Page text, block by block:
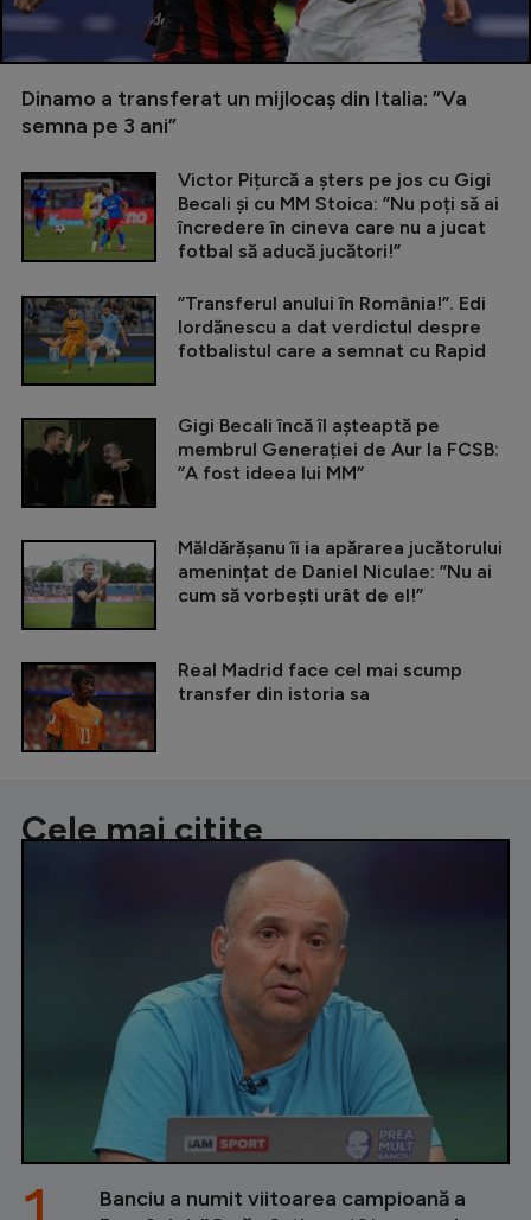
Dinamo a transferat un mijlocaș din Italia: ”Va
semna pe 3 ani”
Victor Pițurcă a șters pe jos cu Gigi
Becali și cu MM Stoica: ”Nu poți să ai
încredere în cineva care nu a jucat
fotbal să aducă jucători!”
”Transferul anului în România!”. Edi
Iordănescu a dat verdictul despre
fotbalistul care a semnat cu Rapid
Gigi Becali încă îl așteaptă pe
membrul Generației de Aur la FCSB:
”A fost ideea lui MM”
Măldărășanu îi ia apărarea jucătorului
amenințat de Daniel Niculae: ”Nu ai
cum să vorbești urât de el!”
Real Madrid face cel mai scump
transfer din istoria sa
Cele mai citite
Banciu a numit viitoarea campioană a